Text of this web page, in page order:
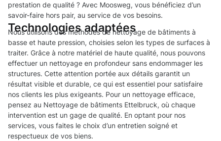
prestation de qualité ? Avec Moosweg, vous bénéficiez d’un
savoir-faire hors pair, au service de vos besoins.
Technologies adaptées
Nous utilisons des méthodes de nettoyage de bâtiments à
basse et haute pression, choisies selon les types de surfaces à
traiter. Grâce à notre matériel de haute qualité, nous pouvons
effectuer un nettoyage en profondeur sans endommager les
structures. Cette attention portée aux détails garantit un
résultat visible et durable, ce qui est essentiel pour satisfaire
nos clients les plus exigeants. Pour un nettoyage efficace,
pensez au Nettoyage de bâtiments Ettelbruck, où chaque
intervention est un gage de qualité. En optant pour nos
services, vous faites le choix d’un entretien soigné et
respectueux de vos biens.